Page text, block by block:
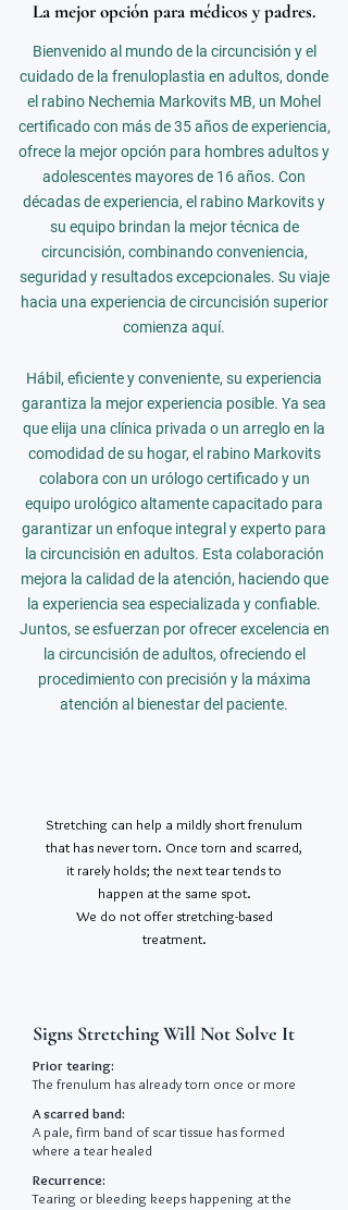
La mejor opción para médicos y padres.
Bienvenido al mundo de la circuncisión y el
cuidado de la frenuloplastia en adultos, donde
el rabino Nechemia Markovits MB, un Mohel
certificado con más de 35 años de experiencia,
ofrece la mejor opción para hombres adultos y
adolescentes mayores de 16 años. Con
décadas de experiencia, el rabino Markovits y
su equipo brindan la mejor técnica de
circuncisión, combinando conveniencia,
seguridad y resultados excepcionales. Su viaje
hacia una experiencia de circuncisión superior
comienza aquí.
Hábil, eficiente y conveniente, su experiencia
garantiza la mejor experiencia posible. Ya sea
que elija una clínica privada o un arreglo en la
comodidad de su hogar, el rabino Markovits
colabora con un urólogo certificado y un
equipo urológico altamente capacitado para
garantizar un enfoque integral y experto para
la circuncisión en adultos. Esta colaboración
mejora la calidad de la atención, haciendo que
la experiencia sea especializada y confiable.
Juntos, se esfuerzan por ofrecer excelencia en
la circuncisión de adultos, ofreciendo el
procedimiento con precisión y la máxima
atención al bienestar del paciente.
Stretching can help a mildly short frenulum
that has never torn. Once torn and scarred,
it rarely holds; the next tear tends to
happen at the same spot.
We do not offer stretching-based
treatment.
Signs Stretching Will Not Solve It
Prior tearing:
The frenulum has already torn once or more
A scarred band:
A pale, firm band of scar tissue has formed
where a tear healed
Recurrence:
Tearing or bleeding keeps happening at the